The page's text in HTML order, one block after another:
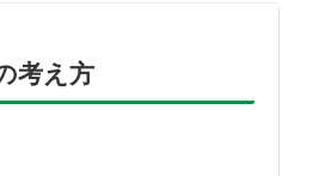
考え方